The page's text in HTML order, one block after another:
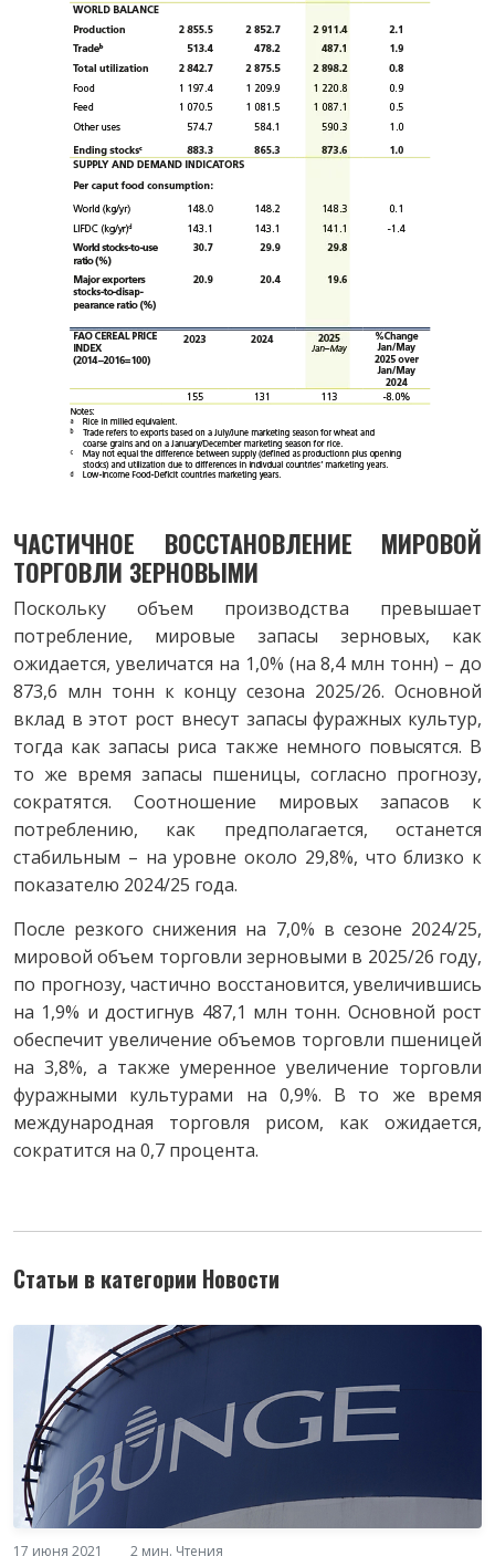
ЧАСТИЧНОЕ ВОССТАНОВЛЕНИЕ МИРОВОЙ
ТОРГОВЛИ ЗЕРНОВЫМИ
Поскольку объем производства превышает
потребление, мировые запасы зерновых, как
ожидается, увеличатся на 1,0% (на 8,4 млн тонн) – до
873,6 млн тонн к концу сезона 2025/26. Основной
вклад в этот рост внесут запасы фуражных культур,
тогда как запасы риса также немного повысятся. В
то же время запасы пшеницы, согласно прогнозу,
сократятся. Соотношение мировых запасов к
потреблению, как предполагается, останется
стабильным – на уровне около 29,8%, что близко к
показателю 2024/25 года.
После резкого снижения на 7,0% в сезоне 2024/25,
мировой объем торговли зерновыми в 2025/26 году,
по прогнозу, частично восстановится, увеличившись
на 1,9% и достигнув 487,1 млн тонн. Основной рост
обеспечит увеличение объемов торговли пшеницей
на 3,8%, а также умеренное увеличение торговли
фуражными культурами на 0,9%. В то же время
международная торговля рисом, как ожидается,
сократится на 0,7 процента.
Статьи в категории Новости
17 июня 2021 2 мин. Чтения